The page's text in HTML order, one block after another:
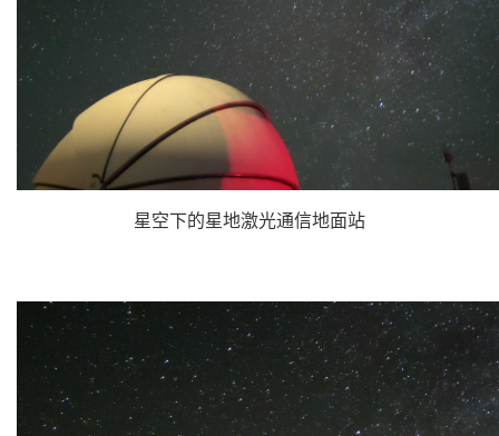
星空下的星地激光通信地面站